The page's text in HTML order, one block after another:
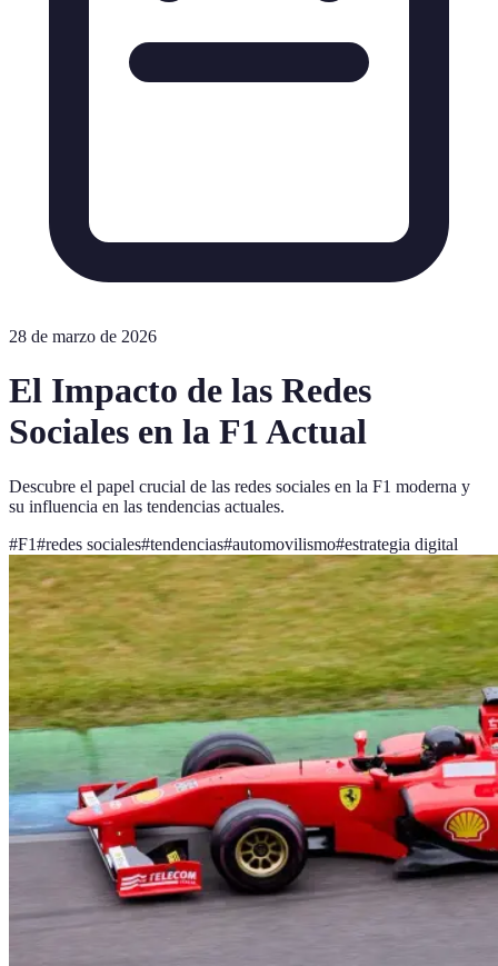
28 de marzo de 2026
El Impacto de las Redes
Sociales en la F1 Actual
Descubre el papel crucial de las redes sociales en la F1 moderna y
su influencia en las tendencias actuales.
#F1#redes sociales#tendencias#automovilismo#estrategia digital